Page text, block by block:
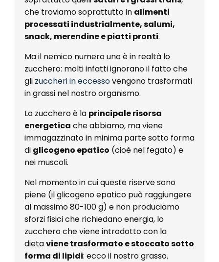
che troviamo soprattutto in alimenti
processati industrialmente, salumi,
snack, merendine e piatti pronti.
Ma il nemico numero uno è in realtà lo
zucchero: molti infatti ignorano il fatto che
gli zuccheri in eccessovengono trasformati
in grassi nel nostro organismo.
Lo zucchero è la principale risorsa
energetica che abbiamo, ma viene
immagazzinato in minima parte sotto forma
di glicogeno epatico (cioè nel fegato) e
nei muscoli.
Nel momento in cui queste riserve sono
piene (il glicogeno epatico può raggiungere
al massimo 80-100 g) e non produciamo
sforzi fisici che richiedano energia, lo
zucchero che viene introdotto con la
dietaviene trasformato e stoccato sotto
forma di lipidi: ecco il nostro grasso.